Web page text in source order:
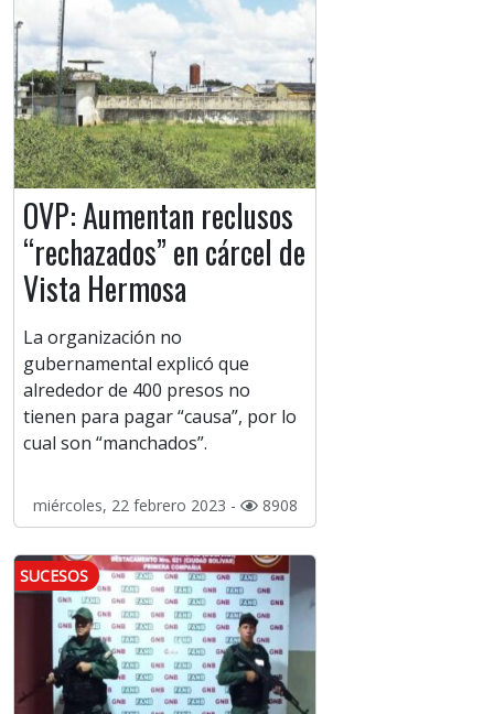
OVP: Aumentan reclusos
“rechazados” en cárcel de
Vista Hermosa
La organización no
gubernamental explicó que
alrededor de 400 presos no
tienen para pagar “causa”, por lo
cual son “manchados”.
miércoles, 22 febrero 2023 - 8908
SUCESOS